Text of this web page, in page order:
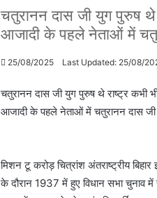
चतुरानन दास जी युग पुरुष थे
आजादी के पहले नेताओं में
25/08/2025 Last Updated: 25/08/
चतुरानन दास जी युग पुरुष थे राष्ट्र कभी
आजादी के पहले नेताओं में चतुरानन दास जी
मिशन टू करोड़ चित्रांश अंतराष्ट्रीय
के दौरान 1937 में हुए विधान सभा चुनाव